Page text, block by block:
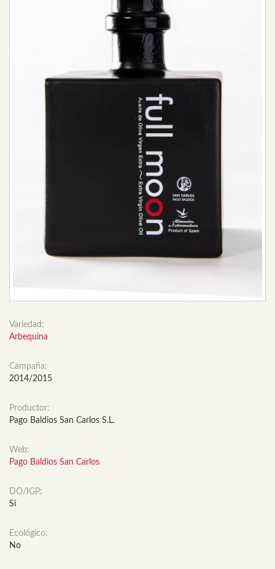
Variedad:
Arbequina
Campaña:
2014/2015
Productor:
Pago Baldios San Carlos S.L.
Web:
Pago Baldios San Carlos
DO/IGP:
Sí
Ecológico:
No